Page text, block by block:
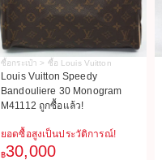
ซื้อกระเป๋า > ซื้อ Louis Vuitton
Louis Vuitton Speedy
Bandouliere 30 Monogram
M41112 ถูกซื้อแล้ว!
ยอดซื้อสูงเป็นประวัติการณ์!
฿30,000